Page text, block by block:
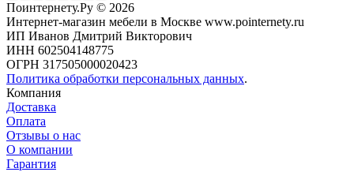
Поинтернету.Ру © 2026
Интернет-магазин мебели в Москве www.pointernety.ru
ИП Иванов Дмитрий Викторович
ИНН 602504148775
ОГРН 317505000020423
Политика обработки персональных данных.
Компания
Доставка
Оплата
Отзывы о нас
О компании
Гарантия